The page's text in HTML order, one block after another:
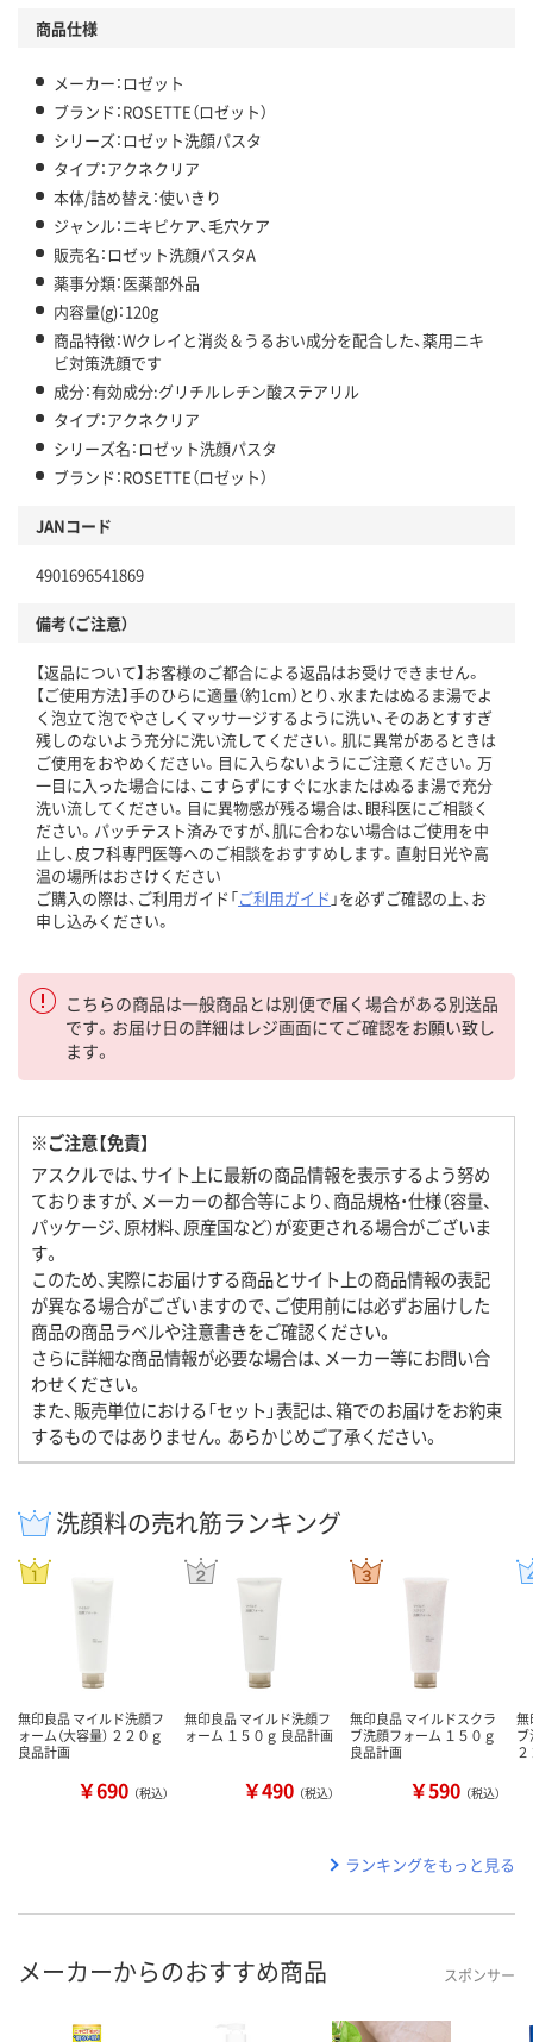
商品仕様
メーカー：ロゼット
ブランド：ROSETTE（ロゼット）
シリーズ：ロゼット洗顔パスタ
タイプ：アクネクリア
本体/詰め替え：使いきり
ジャンル：ニキビケア、毛穴ケア
販売名：ロゼット洗顔パスタA
薬事分類：医薬部外品
内容量(g)：120g
商品特徴：Wクレイと消炎＆うるおい成分を配合した、薬用ニキ
ビ対策洗顔です
成分：有効成分:グリチルレチン酸ステアリル
タイプ：アクネクリア
シリーズ名：ロゼット洗顔パスタ
ブランド：ROSETTE（ロゼット）
JANコード
4901696541869
備考（ご注意）
【返品について】お客様のご都合による返品はお受けできません。
【ご使用方法】手のひらに適量（約1cm）とり、水またはぬるま湯でよ
く泡立て泡でやさしくマッサージするように洗い、そのあとすすぎ
残しのないよう充分に洗い流してください。肌に異常があるときは
ご使用をおやめください。目に入らないようにご注意ください。万
一目に入った場合には、こすらずにすぐに水またはぬるま湯で充分
洗い流してください。目に異物感が残る場合は、眼科医にご相談く
ださい。パッチテスト済みですが、肌に合わない場合はご使用を中
止し、皮フ科専門医等へのご相談をおすすめします。直射日光や高
温の場所はおさけください
ご購入の際は、ご利用ガイド「ご利用ガイド 」を必ずご確認の上、お
申し込みください。
こちらの商品は一般商品とは別便で届く場合がある別送品
です。お届け日の詳細はレジ画面にてご確認をお願い致し
ます。
※ご注意【免責】
アスクルでは、サイト上に最新の商品情報を表示するよう努め
ておりますが、メーカーの都合等により、商品規格・仕様（容量、
パッケージ、原材料、原産国など）が変更される場合がございま
す。
このため、実際にお届けする商品とサイト上の商品情報の表記
が異なる場合がございますので、ご使用前には必ずお届けした
商品の商品ラベルや注意書きをご確認ください。
さらに詳細な商品情報が必要な場合は、メーカー等にお問い合
わせください。
また、販売単位における「セット」表記は、箱でのお届けをお約束
するものではありません。あらかじめご了承ください。
洗顔料の売れ筋ランキング
無印良品 マイルド洗顔フ
ォーム（大容量） ２２０ｇ
良品計画
￥690 （税込）
無印良品 マイルド洗顔フ
ォーム １５０ｇ 良品計画
￥490 （税込）
無印良品 マイルドスクラ
ブ洗顔フォーム １５０ｇ
良品計画
￥590 （税込）
無
ブ
ランキングをもっと見る
メーカーからのおすすめ商品 スポンサー